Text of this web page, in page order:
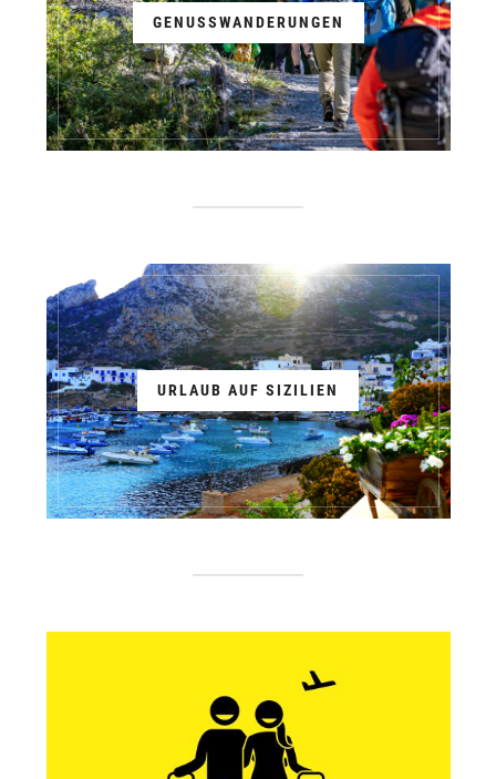
GENUSSWANDERUNGEN
URLAUB AUF SIZILIEN